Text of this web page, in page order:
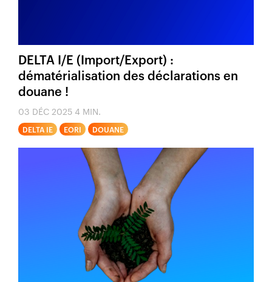
DELTA I/E (Import/Export) :
dématérialisation des déclarations en
douane !
03 DÉC 2025 4 MIN.
DELTA IE EORI DOUANE